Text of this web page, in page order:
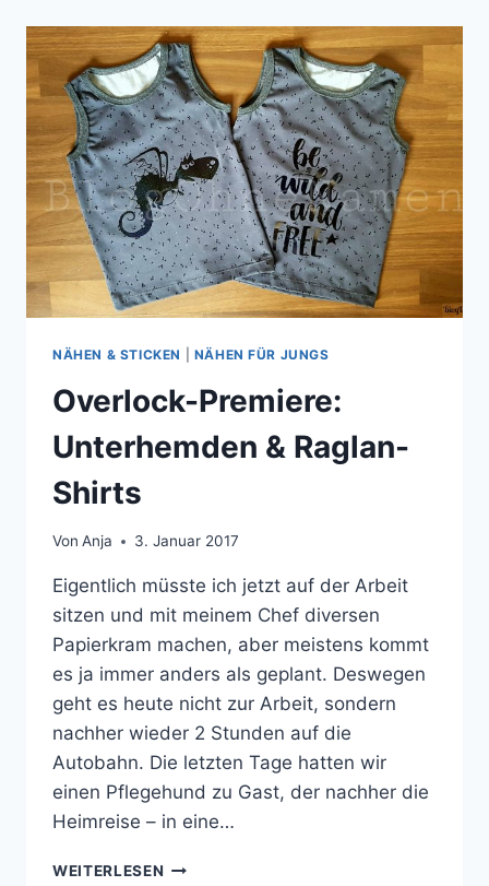
MANN
|
MINI
MISTER
VON
MELIANS
KREATIVES
STOFFCHAOS
NÄHEN & STICKEN NÄHEN FÜR JUNGS
Overlock-Premiere:
Unterhemden & Raglan-
Shirts
Von Anja 3. Januar 2017
Eigentlich müsste ich jetzt auf der Arbeit
sitzen und mit meinem Chef diversen
Papierkram machen, aber meistens kommt
es ja immer anders als geplant. Deswegen
geht es heute nicht zur Arbeit, sondern
nachher wieder 2 Stunden auf die
Autobahn. Die letzten Tage hatten wir
einen Pflegehund zu Gast, der nachher die
Heimreise – in eine…
WEITERLESEN OVERLOCK-